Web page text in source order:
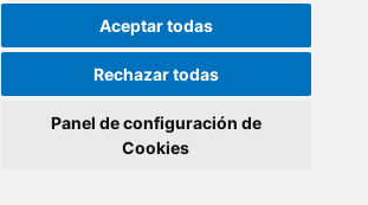
Aceptar todas
Rechazar todas
Panel de configuración de
Cookies